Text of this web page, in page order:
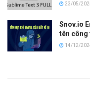
23/05/
Snov.io
tên công
14/12/